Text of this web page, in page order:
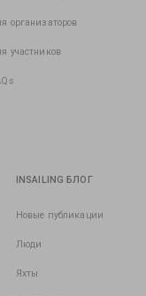
организаторов
участников
INSAILING БЛОГ
Новые публикации
Люди
Яхты